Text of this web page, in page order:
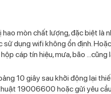
mòn chất lượng, đặc biệt là
dụng wifi không ổn định.
cáp tín hiệu, mưa, bão
10 giây sau khởi động lại
19006600 hoặc gửi yêu